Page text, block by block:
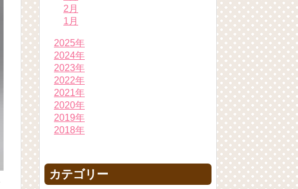
2月
1月
2025年
2024年
2023年
2022年
2021年
2020年
2019年
2018年
カテゴリー